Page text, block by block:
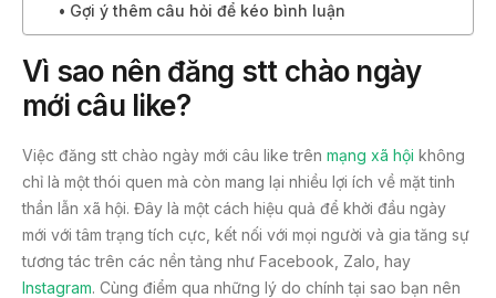
Gợi ý thêm câu hỏi để kéo bình luận
Vì sao nên đăng stt chào ngày
mới câu like?
Việc đăng stt chào ngày mới câu like trên mạng xã hội không
chỉ là một thói quen mà còn mang lại nhiều lợi ích về mặt tinh
thần lẫn xã hội. Đây là một cách hiệu quả để khởi đầu ngày
mới với tâm trạng tích cực, kết nối với mọi người và gia tăng sự
tương tác trên các nền tảng như Facebook, Zalo, hay
Instagram. Cùng điểm qua những lý do chính tại sao bạn nên